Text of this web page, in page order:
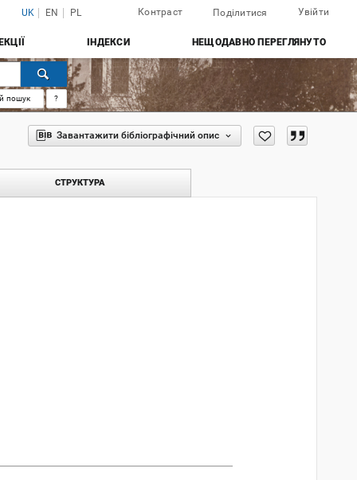
UK EN PL Контраст Поділитися Увійти
ІНДЕКСИ НЕЩОДАВНО ПЕРЕГЛЯНУТО
пошук ?
Завантажити бібліографічний опис
СТРУКТУРА